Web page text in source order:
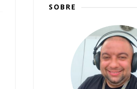
SOBRE